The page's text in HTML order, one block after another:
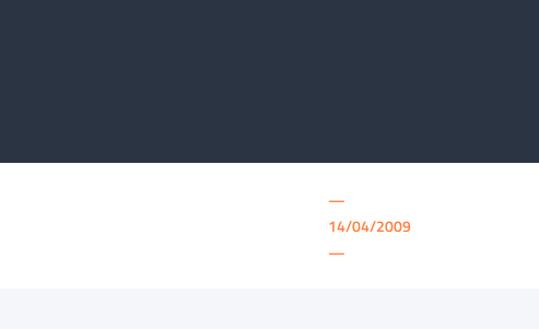
—
14/04/2009
—